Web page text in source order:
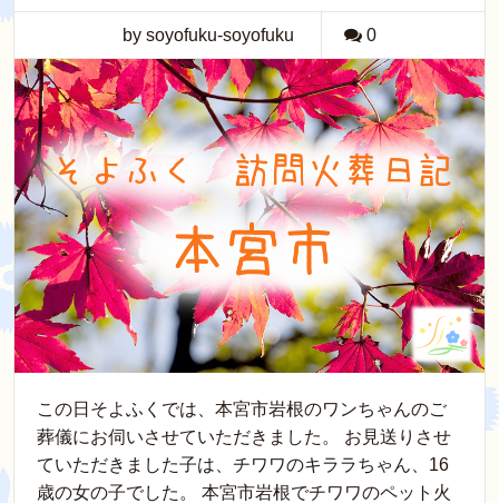
by soyofuku-soyofuku 0
この日そよふくでは、本宮市岩根のワンちゃんのご
葬儀にお伺いさせていただきました。 お見送りさせ
ていただきました子は、チワワのキララちゃん、16
歳の女の子でした。 本宮市岩根でチワワのペット火